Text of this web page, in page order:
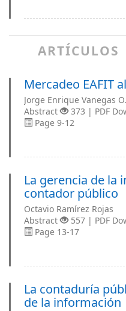
ARTÍCULOS
Mercadeo EAFIT
Jorge Enrique Vanegas O.
Abstract
373 | PDF
Page 9-12
La gerencia de la
contador público
Octavio Ramírez Rojas
Abstract
557 | PDF
Page 13-17
La contaduría
de la información